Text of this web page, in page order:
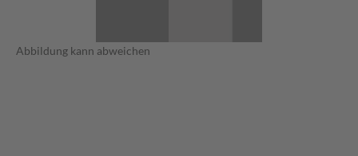
Abbildung kann abweichen